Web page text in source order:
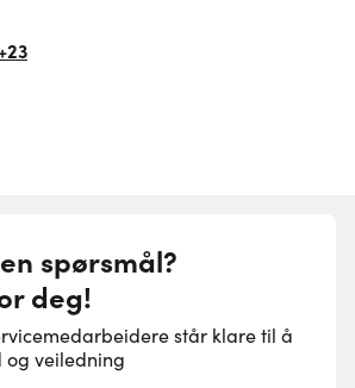
spørsmål?
deg!
står klare til å
og veiledning